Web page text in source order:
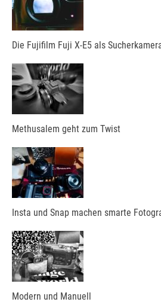
Die Fujifilm Fuji X-E5 als
Methusalem geht zum Twist
Insta und Snap machen smarte
Modern und Manuell